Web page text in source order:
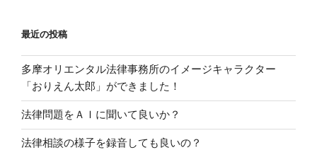
最近の投稿
多摩オリエンタル法律事務所のイメージキャラクター
「おりえん太郎」ができました！
法律問題をＡＩに聞いて良いか？
法律相談の様子を録音しても良いの？